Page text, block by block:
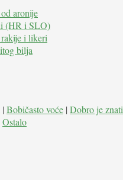
aronije
(HR i SLO)
i likeri
bilja
| Bobičasto voće | Dobro je znati
Ostalo